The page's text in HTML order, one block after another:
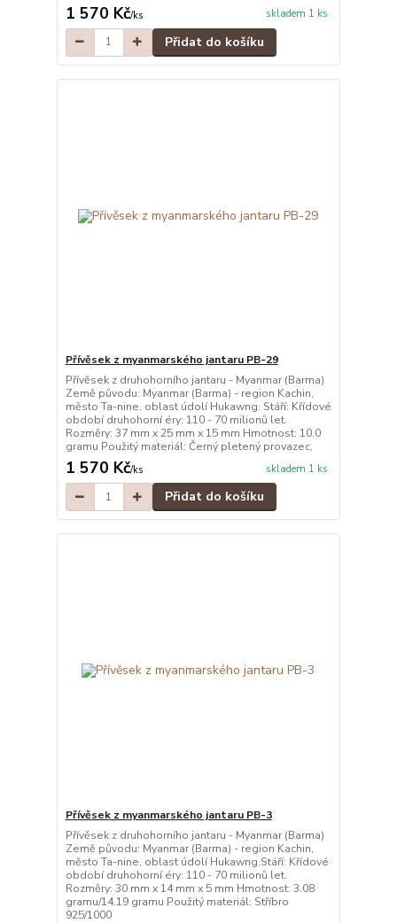
1 570 Kč/ks skladem 1 ks
Přidat do košíku
Přívěsek z myanmarského jantaru PB-29
Přívěsek z druhohorního jantaru - Myanmar (Barma)
Země původu: Myanmar (Barma) - region Kachin,
město Ta-nine, oblast údolí Hukawng. Stáří: Křídové
období druhohorní éry: 110 - 70 milionů let.
Rozměry: 37 mm x 25 mm x 15 mm Hmotnost: 10.0
gramu Použitý materiál: Černý pletený provazec,
1 570 Kč/ks skladem 1 ks
Přidat do košíku
Přívěsek z myanmarského jantaru PB-3
Přívěsek z druhohorního jantaru - Myanmar (Barma)
Země původu: Myanmar (Barma) - region Kachin,
město Ta-nine, oblast údolí Hukawng.Stáří: Křídové
období druhohorní éry: 110 - 70 milionů let.
Rozměry: 30 mm x 14 mm x 5 mm Hmotnost: 3.08
gramu/14.19 gramu Použitý materiál: Stříbro
925/1000